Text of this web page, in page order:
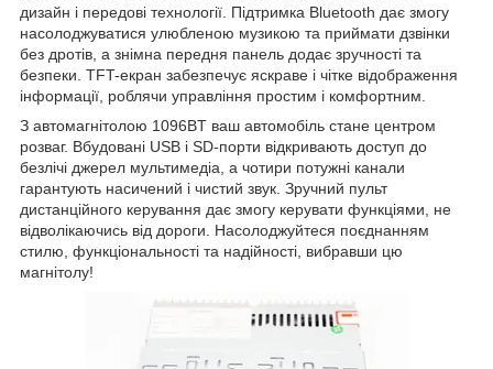
дизайн і передові технології. Підтримка Bluetooth дає змогу
насолоджуватися улюбленою музикою та приймати дзвінки
без дротів, а знімна передня панель додає зручності та
безпеки. TFT-екран забезпечує яскраве і чітке відображення
інформації, роблячи управління простим і комфортним.
З автомагнітолою 1096BT ваш автомобіль стане центром
розваг. Вбудовані USB і SD-порти відкривають доступ до
безлічі джерел мультимедіа, а чотири потужні канали
гарантують насичений і чистий звук. Зручний пульт
дистанційного керування дає змогу керувати функціями, не
відволікаючись від дороги. Насолоджуйтеся поєднанням
стилю, функціональності та надійності, вибравши цю
магнітолу!